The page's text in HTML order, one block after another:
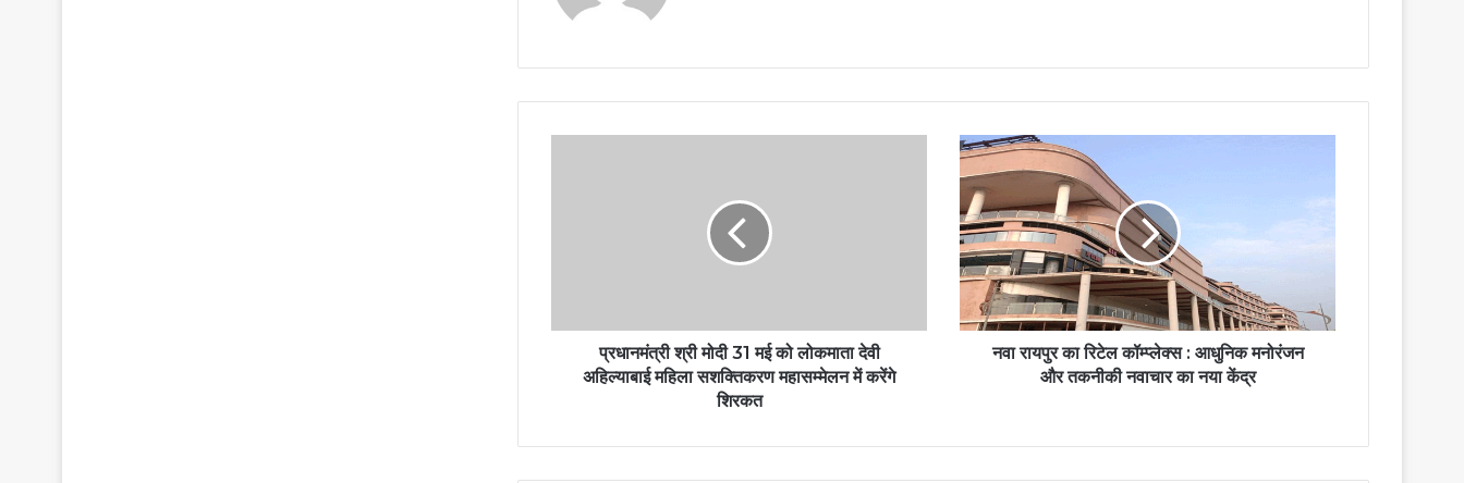
प्रधानमंत्री श्री मोदी 31 मई को लोकमाता देवी
अहिल्याबाई महिला सशक्तिकरण महासम्मेलन में करेंगे
शिरकत
नवा रायपुर का रिटेल कॉम्प्लेक्स : आधुनिक मनोरंजन
और तकनीकी नवाचार का नया केंद्र